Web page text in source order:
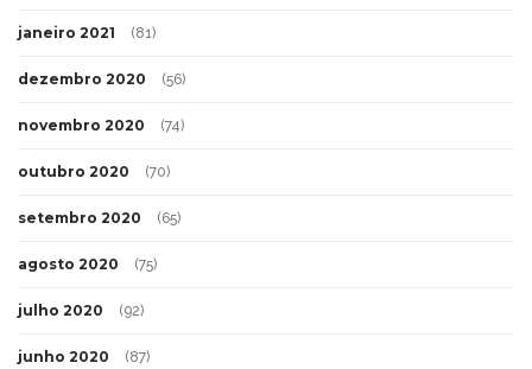
janeiro 2021 (81)
dezembro 2020 (56)
novembro 2020 (74)
outubro 2020 (70)
setembro 2020 (65)
agosto 2020 (75)
julho 2020 (92)
junho 2020 (87)